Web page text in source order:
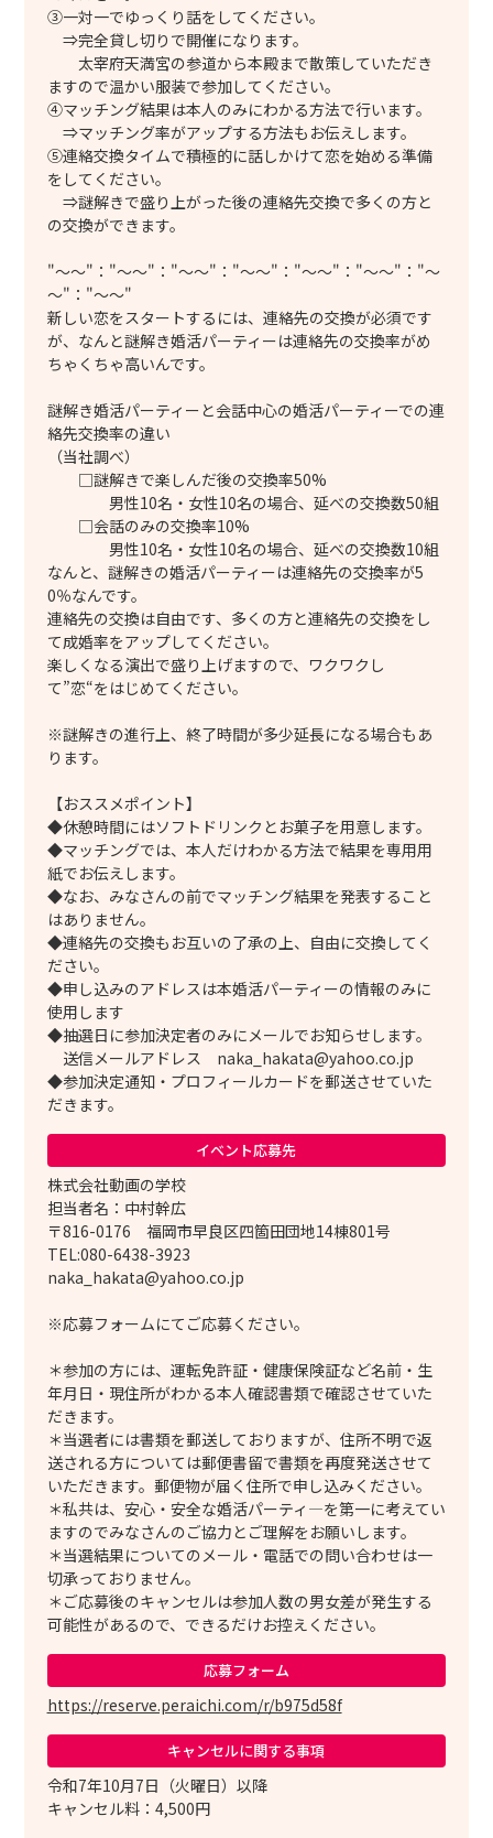
③一対一でゆっくり話をしてください。
⇒完全貸し切りで開催になります。
太宰府天満宮の参道から本殿まで散策していただき
ますので温かい服装で参加してください。
④マッチング結果は本人のみにわかる方法で行います。
⇒マッチング率がアップする方法もお伝えします。
⑤連絡交換タイムで積極的に話しかけて恋を始める準備
をしてください。
⇒謎解きで盛り上がった後の連絡先交換で多くの方と
の交換ができます。
"～～"："～～"："～～"："～～"："～～"："～～"："～
～"："～～"
新しい恋をスタートするには、連絡先の交換が必須です
が、なんと謎解き婚活パーティーは連絡先の交換率がめ
ちゃくちゃ高いんです。
謎解き婚活パーティーと会話中心の婚活パーティーでの連
絡先交換率の違い
（当社調べ）
□謎解きで楽しんだ後の交換率50%
男性10名・女性10名の場合、延べの交換数50組
□会話のみの交換率10%
男性10名・女性10名の場合、延べの交換数10組
なんと、謎解きの婚活パーティーは連絡先の交換率が5
0％なんです。
連絡先の交換は自由です、多くの方と連絡先の交換をし
て成婚率をアップしてください。
楽しくなる演出で盛り上げますので、ワクワクし
て”恋“をはじめてください。
※謎解きの進行上、終了時間が多少延長になる場合もあ
ります。
【おススメポイント】
◆休憩時間にはソフトドリンクとお菓子を用意します。
◆マッチングでは、本人だけわかる方法で結果を専用用
紙でお伝えします。
◆なお、みなさんの前でマッチング結果を発表すること
はありません。
◆連絡先の交換もお互いの了承の上、自由に交換してく
ださい。
◆申し込みのアドレスは本婚活パーティーの情報のみに
使用します
◆抽選日に参加決定者のみにメールでお知らせします。
送信メールアドレス naka_hakata@yahoo.co.jp
◆参加決定通知・プロフィールカードを郵送させていた
だきます。
イベント応募先
株式会社動画の学校
担当者名：中村幹広
〒816-0176 福岡市早良区四箇田団地14棟801号
TEL:080-6438-3923
naka_hakata@yahoo.co.jp
※応募フォームにてご応募ください。
＊参加の方には、運転免許証・健康保険証など名前・生
年月日・現住所がわかる本人確認書類で確認させていた
だきます。
＊当選者には書類を郵送しておりますが、住所不明で返
送される方については郵便書留で書類を再度発送させて
いただきます。郵便物が届く住所で申し込みください。
＊私共は、安心・安全な婚活パーティ―を第一に考えてい
ますのでみなさんのご協力とご理解をお願いします。
＊当選結果についてのメール・電話での問い合わせは一
切承っておりません。
＊ご応募後のキャンセルは参加人数の男女差が発生する
可能性があるので、できるだけお控えください。
応募フォーム
https://reserve.peraichi.com/r/b975d58f
キャンセルに関する事項
令和7年10月7日（火曜日）以降
キャンセル料：4,500円